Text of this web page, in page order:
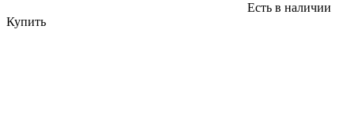
Есть в наличии
Купить